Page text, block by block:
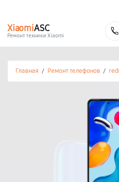
XiaomiASC
Ремонт техники Xiaomi
Главная / Ремонт телефонов /